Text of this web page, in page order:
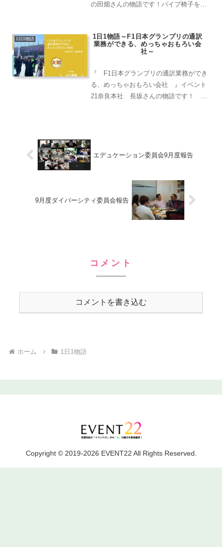
の田畑さんの物語です！パイプ椅子をご
ただき、ありがとうございます^_^
こんな時期ですので… ...
1日1物語
1日1物語～F1日本グランプリの通訳
業務ができる、めっちゃおもろい会
社～
『 F1日本グランプリの通訳業務ができ
る、めっちゃおもろい会社 』イベント
21奈良本社 長坂さんの物語です！ お
来てくれてるしの...
エデュケーション委員会9月度報告
9月度ダイバーシティ委員会報告
コメント
コメントを書き込む
ホーム 1日1物語
Copyright © 2019-2026 EVENT22 All Rights Reserved.